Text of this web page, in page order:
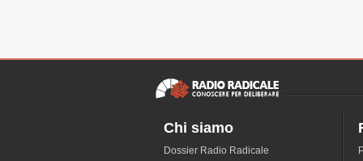
Chi siamo
Dossier Radio Radicale